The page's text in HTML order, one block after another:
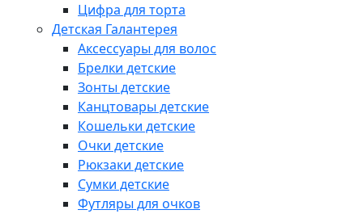
Цифра для торта
Детская Галантерея
Аксессуары для волос
Брелки детские
Зонты детские
Канцтовары детские
Кошельки детские
Очки детские
Рюкзаки детские
Сумки детские
Футляры для очков